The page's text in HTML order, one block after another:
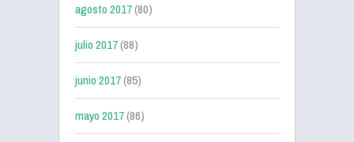
agosto 2017(80)
julio 2017(88)
junio 2017(85)
mayo 2017(86)